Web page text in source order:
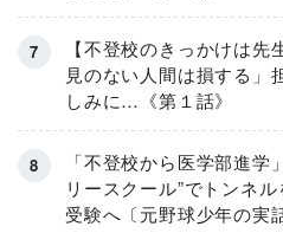
【不登校のきっかけは先
見のない人間は損する」
しみに…《第１話》
「不登校から医学部進学
リースクール”でトンネ
受験へ〔元野球少年の実